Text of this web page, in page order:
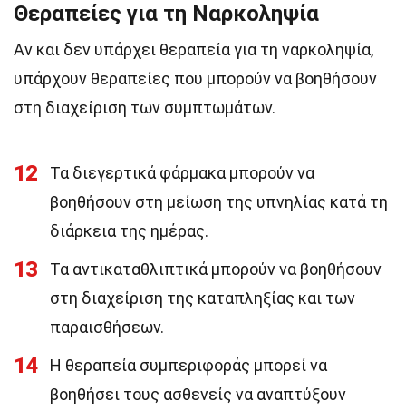
Θεραπείες για τη Ναρκοληψία
Αν και δεν υπάρχει θεραπεία για τη ναρκοληψία,
υπάρχουν θεραπείες που μπορούν να βοηθήσουν
στη διαχείριση των συμπτωμάτων.
12
Τα διεγερτικά φάρμακα μπορούν να
βοηθήσουν στη μείωση της υπνηλίας κατά τη
διάρκεια της ημέρας.
13
Τα αντικαταθλιπτικά μπορούν να βοηθήσουν
στη διαχείριση της καταπληξίας και των
παραισθήσεων.
14
Η θεραπεία συμπεριφοράς μπορεί να
βοηθήσει τους ασθενείς να αναπτύξουν